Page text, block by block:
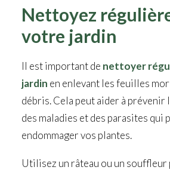
Nettoyez
votre jardin
Il est important de nettoyer
jardin en enlevant les feuilles
débris. Cela peut aider à prévenir
des maladies et des parasites qui
endommager vos plantes.
Utilisez un râteau ou un souffleur